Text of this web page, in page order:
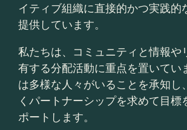
イティブ組織に直接的かつ実践的
提供しています。
私たちは、コミュニティと情報や
有する分配活動に重点を置いてい
は多様な人々がいることを承知し
くパートナーシップを求めて目標
ポートします。